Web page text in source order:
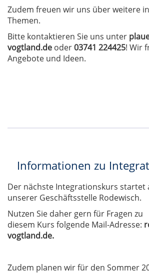
Zudem freuen wir uns über weitere
Themen.
Bitte kontaktieren Sie uns unter
vogtland.de oder03741 224425! Wir
Angebote und Ideen.
Informationen zu
Der nächste Integrationskurs startet
unserer Geschäftsstelle Rodewisch.
Nutzen Sie daher gern für Fragen zu
diesem Kurs folgende Mail-Adresse:
vogtland.de.
Zudem planen wir für den Sommer